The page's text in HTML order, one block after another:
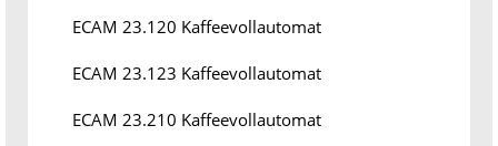
ECAM 23.120 Kaffeevollautomat
ECAM 23.123 Kaffeevollautomat
ECAM 23.210 Kaffeevollautomat